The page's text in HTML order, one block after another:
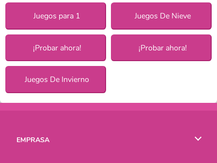
Juegos para 1 Juegos De Nieve
¡Probar ahora! ¡Probar ahora!
Juegos De Invierno
EMPRASA